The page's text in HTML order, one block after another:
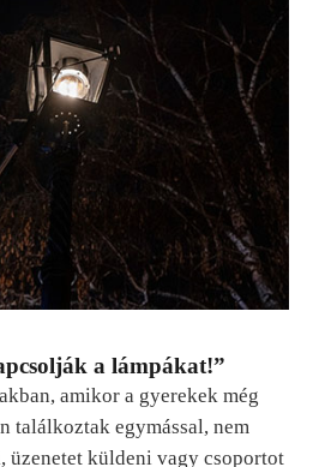
a lámpákat!”
amikor a gyerekek még
találkoztak egymással, nem
üzenetet küldeni vagy csoportot